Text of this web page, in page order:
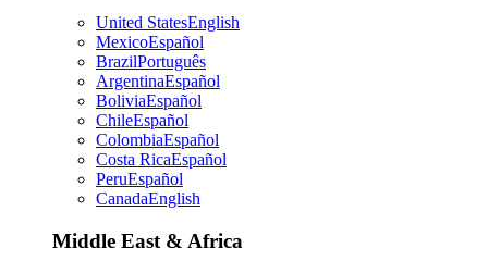
United StatesEnglish
MexicoEspañol
BrazilPortuguês
ArgentinaEspañol
BoliviaEspañol
ChileEspañol
ColombiaEspañol
Costa RicaEspañol
PeruEspañol
CanadaEnglish
Middle East & Africa